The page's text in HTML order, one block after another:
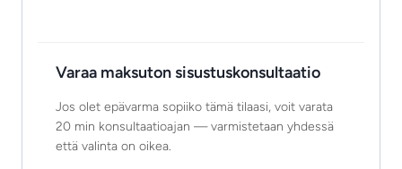
Varaa maksuton sisustuskonsultaatio
Jos olet epävarma sopiiko tämä tilaasi, voit varata
20 min konsultaatioajan — varmistetaan yhdessä
että valinta on oikea.